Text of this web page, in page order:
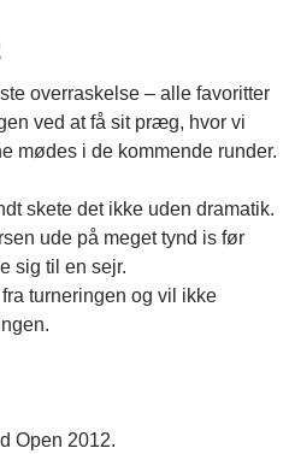
overraskelse – alle favoritter
ved at få sit præg, hvor vi
mødes i de kommende runder.
skete det ikke uden dramatik.
ude på meget tynd is før
sig til en sejr.
turneringen og vil ikke
Open 2012.